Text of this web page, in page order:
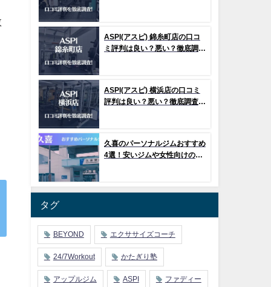
ASPI(アスピ) 錦糸町店の口コ
ミ評判は良い？悪い？徹底調査
ASPI(アスピ) 横浜店の口コミ
評判は良い？悪い？徹底調査し
久喜のパーソナルジムおすすめ
4選！安いジムや女性向けのジ
タグ
BEYOND エクササイズコーチ
24/7Workout かたぎり塾
アップルジム ASPI ファディー